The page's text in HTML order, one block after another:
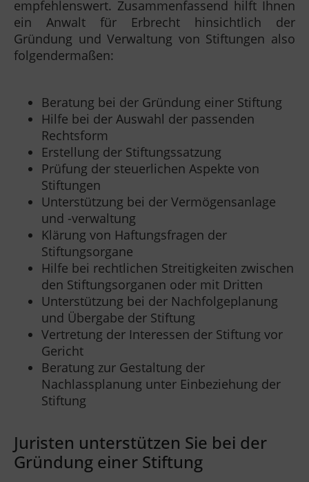
empfehlenswert. Zusammenfassend hilft Ihnen
ein Anwalt für Erbrecht hinsichtlich der
Gründung und Verwaltung von Stiftungen also
folgendermaßen:
Beratung bei der Gründung einer Stiftung
Hilfe bei der Auswahl der passenden
Rechtsform
Erstellung der Stiftungssatzung
Prüfung der steuerlichen Aspekte von
Stiftungen
Unterstützung bei der Vermögensanlage
und -verwaltung
Klärung von Haftungsfragen der
Stiftungsorgane
Hilfe bei rechtlichen Streitigkeiten zwischen
den Stiftungsorganen oder mit Dritten
Unterstützung bei der Nachfolgeplanung
und Übergabe der Stiftung
Vertretung der Interessen der Stiftung vor
Gericht
Beratung zur Gestaltung der
Nachlassplanung unter Einbeziehung der
Stiftung
Juristen unterstützen Sie bei der
Gründung einer Stiftung